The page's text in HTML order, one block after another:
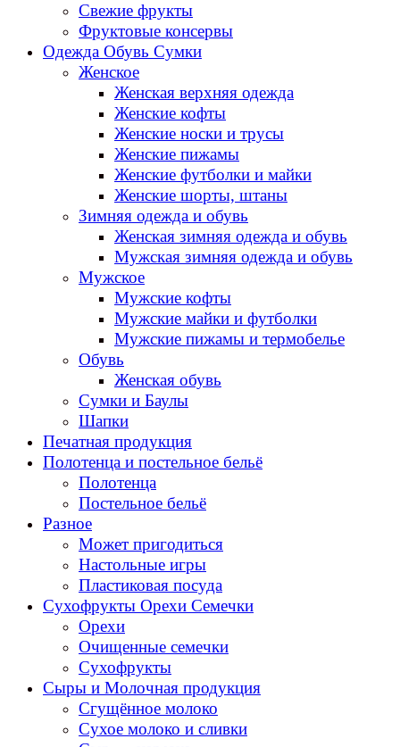
Свежие фрукты
Фруктовые консервы
Одежда Обувь Сумки
Женское
Женская верхняя одежда
Женские кофты
Женские носки и трусы
Женские пижамы
Женские футболки и майки
Женские шорты, штаны
Зимняя одежда и обувь
Женская зимняя одежда и обувь
Мужская зимняя одежда и обувь
Мужское
Мужские кофты
Мужские майки и футболки
Мужские пижамы и термобелье
Обувь
Женская обувь
Сумки и Баулы
Шапки
Печатная продукция
Полотенца и постельное бельё
Полотенца
Постельное бельё
Разное
Может пригодиться
Настольные игры
Пластиковая посуда
Сухофрукты Орехи Семечки
Орехи
Очищенные семечки
Сухофрукты
Сыры и Молочная продукция
Сгущённое молоко
Сухое молоко и сливки